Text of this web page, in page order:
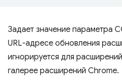
Задает значение параметра
URL-адресе обновления
игнорируется для
галерее расширений Chrome.